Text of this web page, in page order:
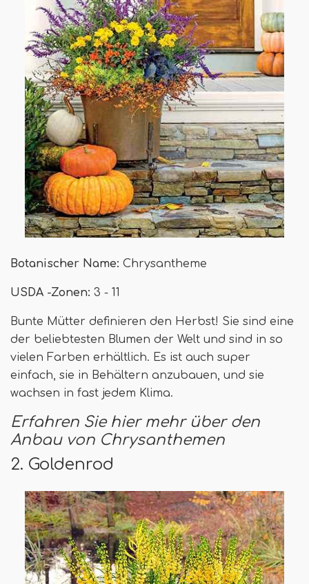
Botanischer Name: Chrysantheme
USDA -Zonen: 3 - 11
Bunte Mütter definieren den Herbst! Sie sind eine
der beliebtesten Blumen der Welt und sind in so
vielen Farben erhältlich. Es ist auch super
einfach, sie in Behältern anzubauen, und sie
wachsen in fast jedem Klima.
Erfahren Sie hier mehr über den
Anbau von Chrysanthemen
2. Goldenrod